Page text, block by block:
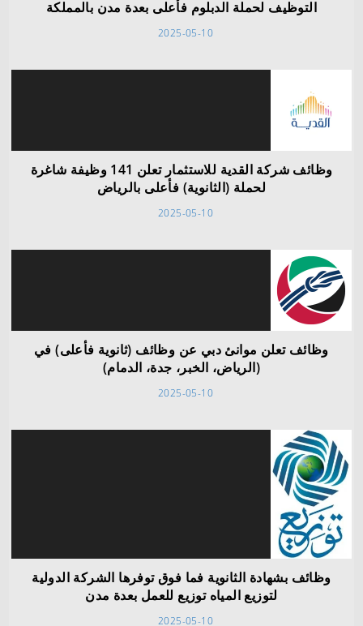
التوظيف لحملة الدبلوم فأعلى بعدة مدن بالمملكة
2025-05-10
وظائف شركة القدية للاستثمار تعلن 141 وظيفة شاغرة
لحملة (الثانوية) فأعلى بالرياض
2025-05-10
وظائف تعلن موانئ دبي عن وظائف (ثانوية فأعلى) في
(الرياض، الخبر، جدة، الدمام)
2025-05-10
وظائف بشهادة الثانوية فما فوق توفرها الشركة الدولية
لتوزيع المياه توزيع للعمل بعدة مدن
2025-05-10